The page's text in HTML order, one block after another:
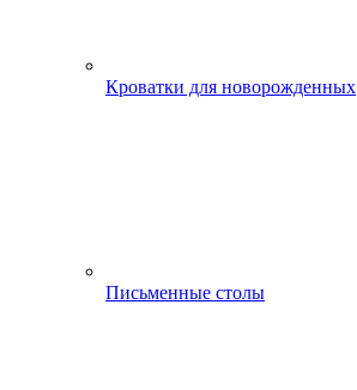
Кроватки для новорожденных
Письменные столы